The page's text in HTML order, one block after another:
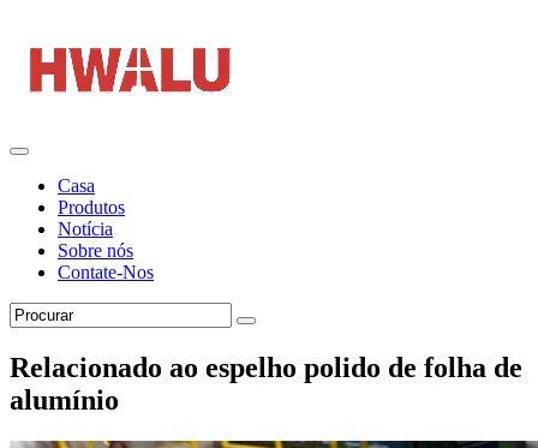
Casa
Produtos
Notícia
Sobre nós
Contate-Nos
Relacionado ao espelho polido de folha de
alumínio